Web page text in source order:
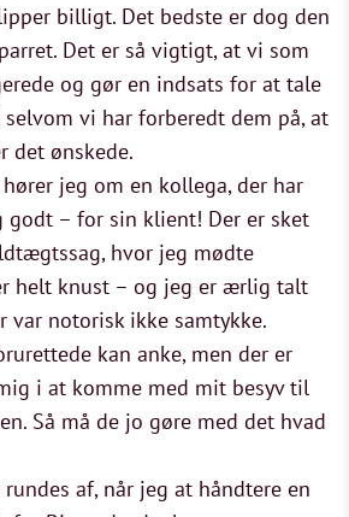
billigt. Det bedste er dog den
Det er så vigtigt, at vi som
og gør en indsats for at tale
selvom vi har forberedt dem på, at
det ønskede.
jeg om en kollega, der har
– for sin klient! Der er sket
hvor jeg mødte
helt knust – og jeg er ærlig talt
var notorisk ikke samtykke.
kan anke, men der er
i at komme med mit besyv til
Så må de jo gøre med det hvad
af, når jeg at håndtere en